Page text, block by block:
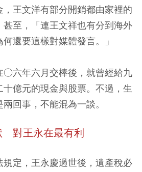
王文洋有部分開銷都由家裡的
至，「連王文祥也有分到海外
還要這樣對媒體發言。」
○六年六月交棒後，就曾經給九
億元的現金與股票。不過，生
回事，不能混為一談。
對王永在最有利
定，王永慶過世後，遺產稅必